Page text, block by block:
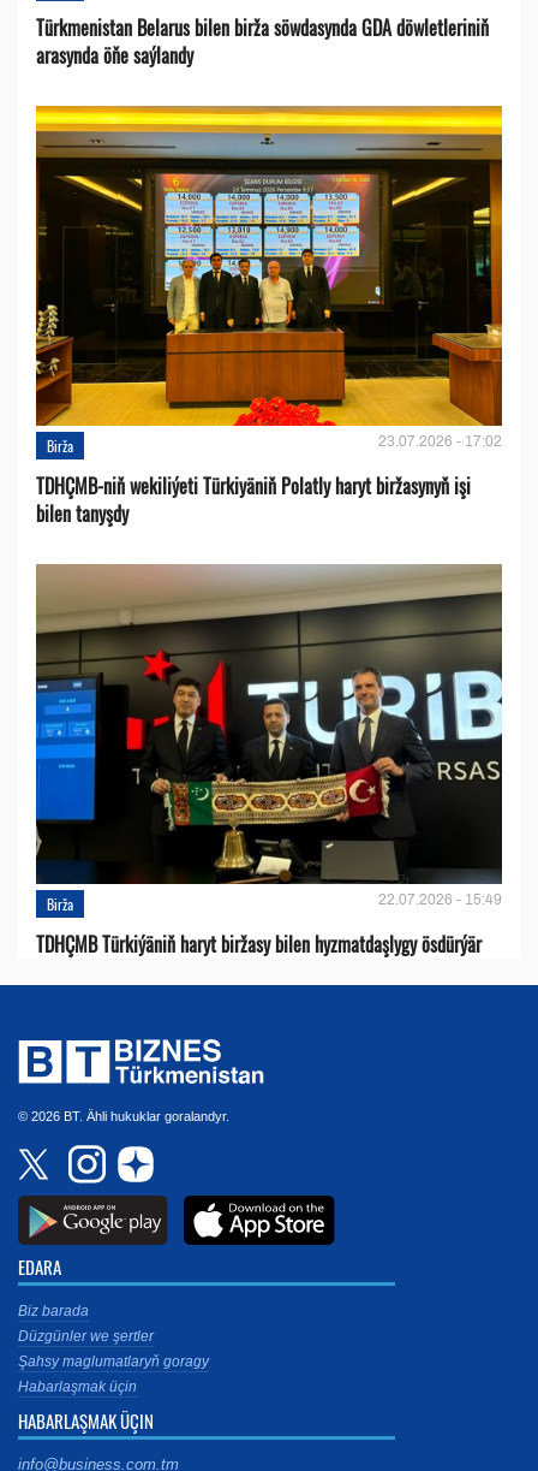
Türkmenistan Belarus bilen birža söwdasynda GDA döwletleriniň
arasynda öňe saýlandy
Birža 23.07.2026 - 17:02
TDHÇMB-niň wekiliýeti Türkiyäniň Polatly haryt biržasynyň işi
bilen tanyşdy
Birža 22.07.2026 - 15:49
TDHÇMB Türkiýäniň haryt biržasy bilen hyzmatdaşlygy ösdürýär
© 2026 BT. Ähli hukuklar goralandyr.
EDARA
Biz barada
Düzgünler we şertler
Şahsy maglumatlaryň goragy
Habarlaşmak üçin
HABARLAŞMAK ÜÇIN
info@business.com.tm